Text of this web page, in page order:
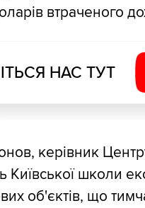
втраченого
НАС ТУТ
керівник
Київської школи
об'єктів, що